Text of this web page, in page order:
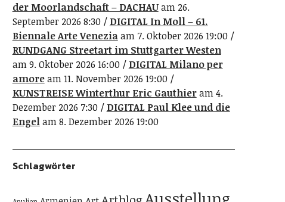
der Moorlandschaft – DACHAUam 26.
September 2026 8:30
DIGITAL In Moll – 61.
Biennale Arte Veneziaam 7. Oktober 2026 19:00
RUNDGANG Streetart im Stuttgarter Westen
am 9. Oktober 2026 16:00
DIGITAL Milano per
amoream 11. November 2026 19:00
KUNSTREISE Winterthur Eric Gauthieram 4.
Dezember 2026 7:30
DIGITAL Paul Klee und die
Engelam 8. Dezember 2026 19:00
Schlagwörter